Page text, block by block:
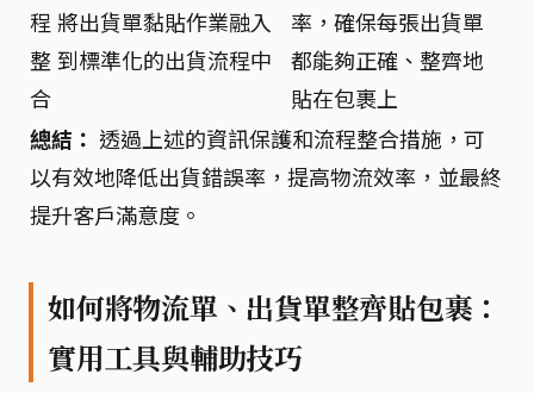
程
整
合
將出貨單黏貼作業融入
到標準化的出貨流程中
率，確保每張出貨單
都能夠正確、整齊地
貼在包裹上
總結： 透過上述的資訊保護和流程整合措施，可
以有效地降低出貨錯誤率，提高物流效率，並最終
提升客戶滿意度。
如何將物流單、出貨單整齊貼包裹：
實用工具與輔助技巧